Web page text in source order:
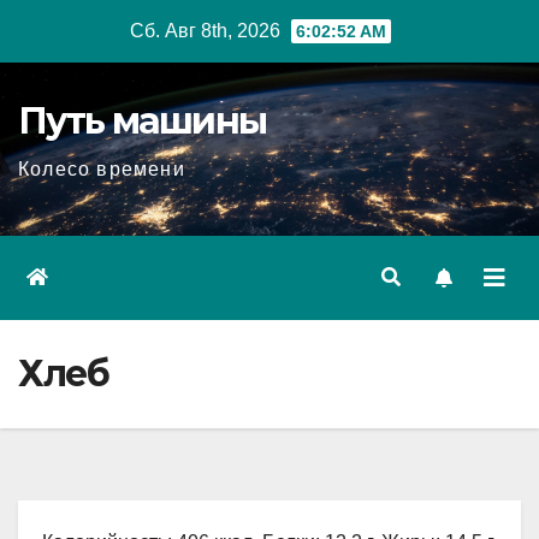
Сб. Авг 8th, 2026 6:02:54 AM
Путь машины
Колесо времени
Хлеб